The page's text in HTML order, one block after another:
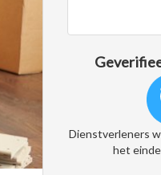
Dienstverleners
het